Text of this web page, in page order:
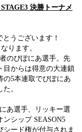
決勝トーナメ
とうございます！
ります。
のぴぽにあ選手。先
目からは得意の大連鎖
の5本連取でぴぽにあ
。
あ選手、リッキー選
ンシップ SEASON5
シード権が付与されま